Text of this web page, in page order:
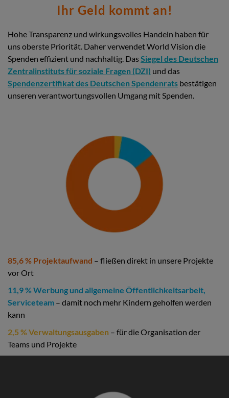
Ihr Geld kommt an!
Hohe Transparenz und wirkungsvolles Handeln haben für
uns oberste Priorität. Daher verwendet World Vision die
Spenden effizient und nachhaltig. Das Siegel des Deutschen
Zentralinstituts für soziale Fragen (DZI) und das
Spendenzertifikat des Deutschen Spendenrats bestätigen
unseren verantwortungsvollen Umgang mit Spenden.
85,6 % Projektaufwand – fließen direkt in unsere Projekte
vor Ort
11,9 % Werbung und allgemeine Öffentlichkeitsarbeit,
Serviceteam – damit noch mehr Kindern geholfen werden
kann
2,5 % Verwaltungsausgaben – für die Organisation der
Teams und Projekte